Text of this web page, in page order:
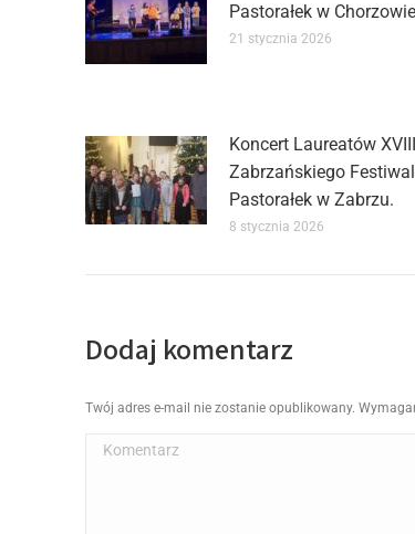
Pastorałek w
21 stycznia 2026
Koncert Laureatów XVIII
Zabrzańskiego
Pastorałek w Zabrzu.
8 stycznia 2026
Dodaj komentarz
Twój adres e-mail nie zostanie opublikowany.
Komentarz